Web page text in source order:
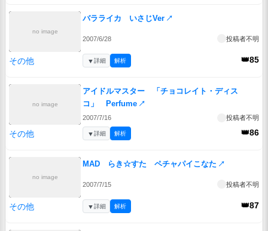
no image
バラライカ いさじVer ↗
2007/6/28 投稿者不明
その他 👑85
▼詳細 解析
no image
アイドルマスター 「チョコレイト・ディス
コ」 Perfume ↗
2007/7/16 投稿者不明
その他 👑86
▼詳細 解析
no image
MAD らき☆すた ペチャパイこなた ↗
2007/7/15 投稿者不明
その他 👑87
▼詳細 解析